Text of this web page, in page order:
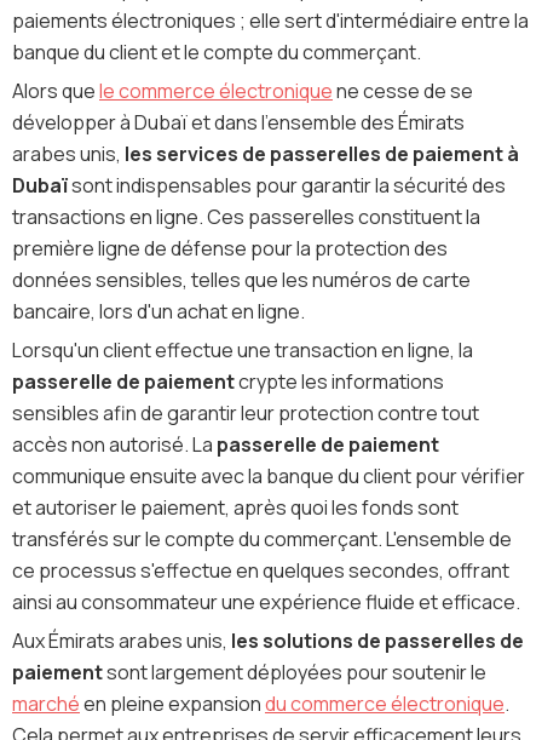
paiements électroniques ; elle sert d'intermédiaire entre la
banque du client et le compte du commerçant.
Alors quele commerce électroniquene cesse de se
développer à Dubaï et dans l'ensemble des Émirats
arabes unis, les services de passerelles de paiement à
Dubaïsont indispensables pour garantir la sécurité des
transactions en ligne. Ces passerelles constituent la
première ligne de défense pour la protection des
données sensibles, telles que les numéros de carte
bancaire, lors d'un achat en ligne.
Lorsqu'un client effectue une transaction en ligne, la
passerelle de paiementcrypte les informations
sensibles afin de garantir leur protection contre tout
accès non autorisé. La passerelle de paiement
communique ensuite avec la banque du client pour vérifier
et autoriser le paiement, après quoi les fonds sont
transférés sur le compte du commerçant. L'ensemble de
ce processus s'effectue en quelques secondes, offrant
ainsi au consommateur une expérience fluide et efficace.
Aux Émirats arabes unis, les solutions de passerelles de
paiementsont largement déployées pour soutenir le
marchéen pleine expansiondu commerce électronique.